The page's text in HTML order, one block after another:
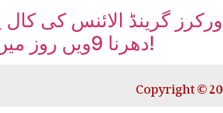
ورکرز گرینڈ الائنس کی
دھرنا 9ویں روز میں داخل؛ محنت کش پُر عزم!